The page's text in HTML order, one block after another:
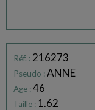
Réf. : 216273
Pseudo :ANNE
Age :46
Taille : 1.62